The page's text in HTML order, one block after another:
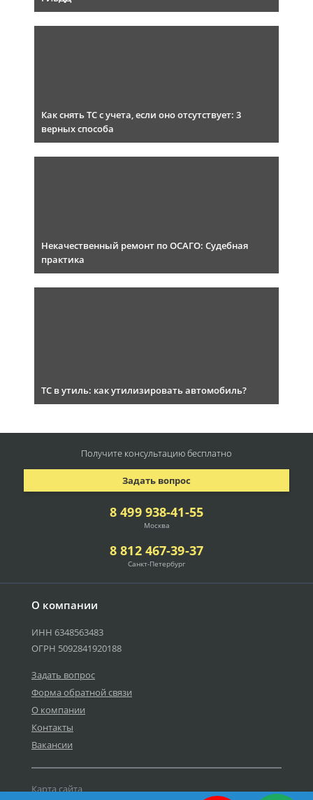
Как снять ТС с учета, если оно отсутствует: 3
верных способа
Некачественный ремонт по ОСАГО: Судебная
практика
ТС в утиль: как утилизировать автомобиль?
О компании
ИНН 6348563483
ОГРН 5092841920188
Задать вопрос
Форма обратной связи
О компании
Контакты
Вакансии
Карта сайта
8 499 938-41-55
Москва
8 812 467-39-37
Санкт-Петербург
Задать вопрос
Получите консультациюбесплатно